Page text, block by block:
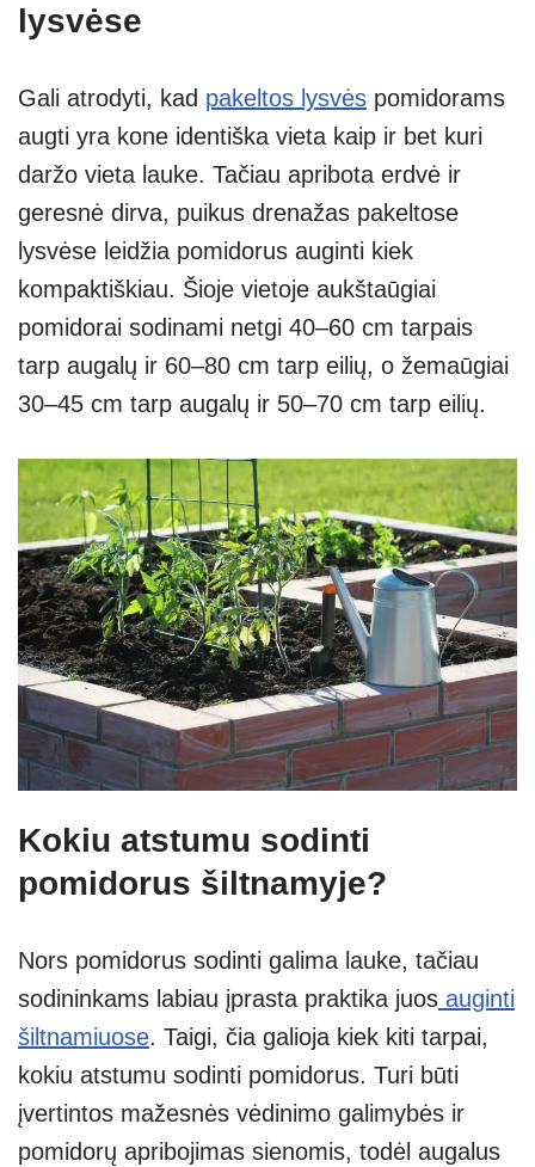
lysvėse
Gali atrodyti, kad pakeltos lysvės pomidorams
augti yra kone identiška vieta kaip ir bet kuri
daržo vieta lauke. Tačiau apribota erdvė ir
geresnė dirva, puikus drenažas pakeltose
lysvėse leidžia pomidorus auginti kiek
kompaktiškiau. Šioje vietoje aukštaūgiai
pomidorai sodinami netgi 40–60 cm tarpais
tarp augalų ir 60–80 cm tarp eilių, o žemaūgiai
30–45 cm tarp augalų ir 50–70 cm tarp eilių.
Kokiu atstumu sodinti
pomidorus šiltnamyje?
Nors pomidorus sodinti galima lauke, tačiau
sodininkams labiau įprasta praktika juos auginti
šiltnamiuose. Taigi, čia galioja kiek kiti tarpai,
kokiu atstumu sodinti pomidorus. Turi būti
įvertintos mažesnės vėdinimo galimybės ir
pomidorų apribojimas sienomis, todėl augalus